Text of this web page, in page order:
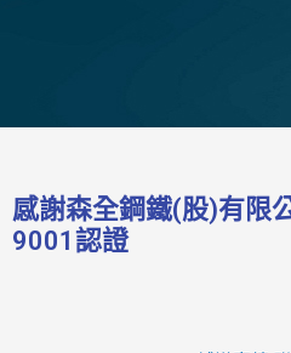
感謝森全鋼鐵(股)有限
9001認證